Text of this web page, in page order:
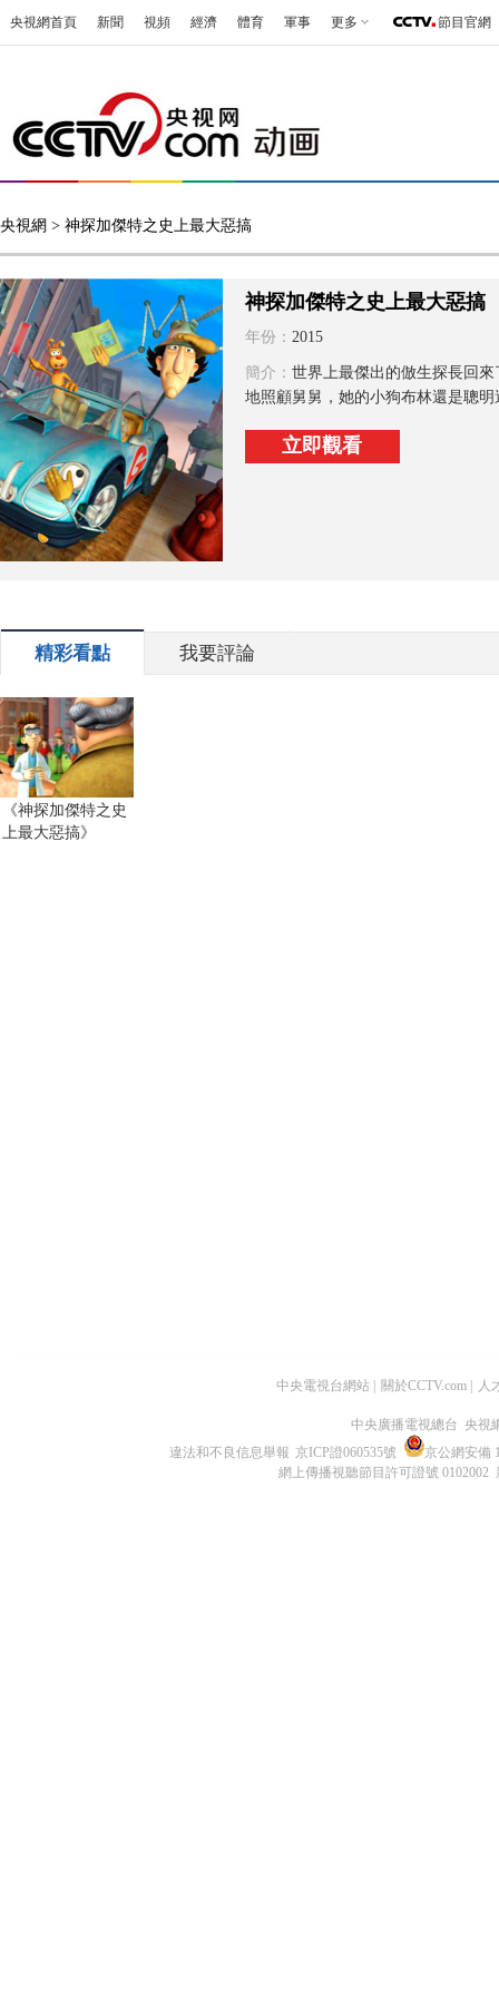
央視網首頁 新聞 視頻 經濟 體育 軍事 更多 節目官網
央視網 > 神探加傑特之史上最大惡搞
神探加傑特之史上最大惡搞
年份： 2015
簡介： 世界上最傑出的倣生探長回
地照顧舅舅，她的小狗布林還是聰
立即觀看
精彩看點 我要評論
《神探加傑特之史
上最大惡搞》
中央電視台網站 關於CCTV.com 人
中央廣播電視總台 央視
違法和不良信息舉報 京ICP證060535號
京公網安備
網上傳播視聽節目許可證號 0102002